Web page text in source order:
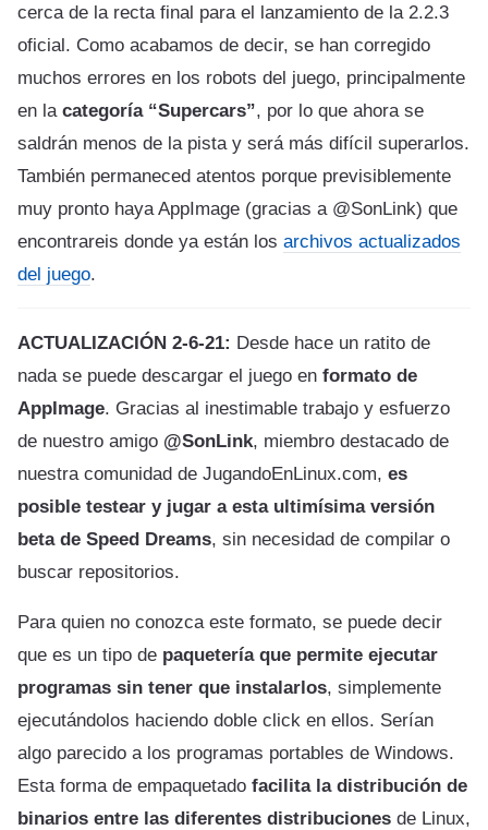
cerca de la recta final para el lanzamiento de la 2.2.3
oficial. Como acabamos de decir, se han corregido
muchos errores en los robots del juego, principalmente
en la categoría “Supercars”, por lo que ahora se
saldrán menos de la pista y será más difícil superarlos.
También permaneced atentos porque previsiblemente
muy pronto haya AppImage (gracias a @SonLink) que
encontrareis donde ya están los archivos actualizados
del juego.
ACTUALIZACIÓN 2-6-21: Desde hace un ratito de
nada se puede descargar el juego en formato de
AppImage. Gracias al inestimable trabajo y esfuerzo
de nuestro amigo @SonLink, miembro destacado de
nuestra comunidad de JugandoEnLinux.com, es
posible testear y jugar a esta ultimísima versión
beta de Speed Dreams, sin necesidad de compilar o
buscar repositorios.
Para quien no conozca este formato, se puede decir
que es un tipo de paquetería que permite ejecutar
programas sin tener que instalarlos, simplemente
ejecutándolos haciendo doble click en ellos. Serían
algo parecido a los programas portables de Windows.
Esta forma de empaquetado facilita la distribución de
binarios entre las diferentes distribuciones de Linux,